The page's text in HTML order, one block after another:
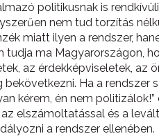
politikusnak is
nem tud torzítás
miatt ilyen a rendszer,
tudja ma Magyarországon,
az érdekképviseletek, az
Ha a
kérem, én nem
elszámoltatással és a
a rendszer ellenében.